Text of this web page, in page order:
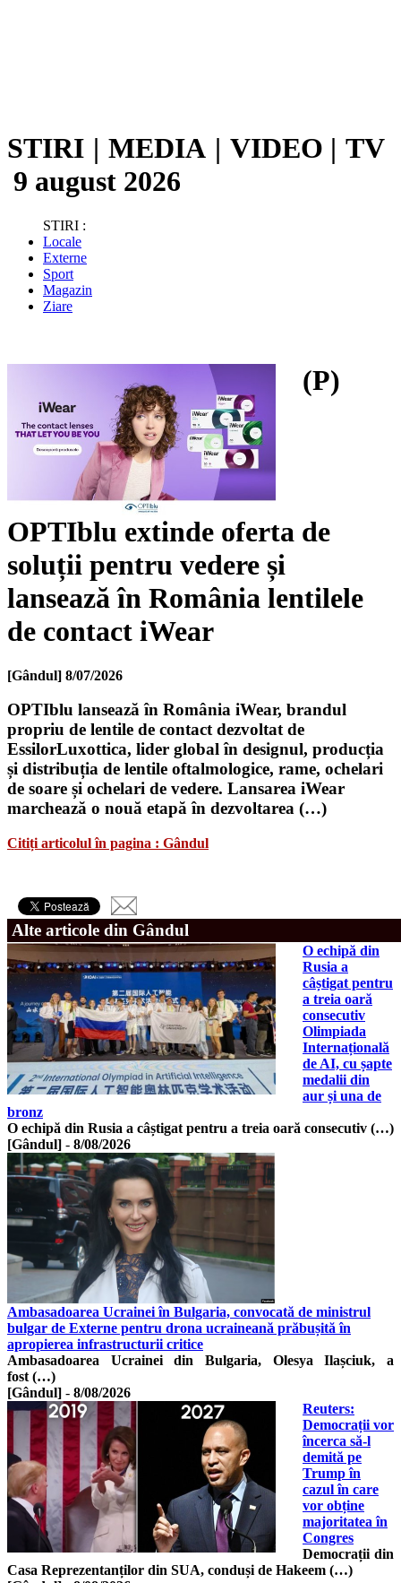
STIRI | MEDIA | VIDEO | TV
9 august 2026
STIRI :
Locale
Externe
Sport
Magazin
Ziare
(P)
OPTIblu extinde oferta de
soluții pentru vedere și
lansează în România lentilele
de contact iWear
[Gândul] 8/07/2026
OPTIblu lansează în România iWear, brandul
propriu de lentile de contact dezvoltat de
EssilorLuxottica, lider global în designul, producția
și distribuția de lentile oftalmologice, rame, ochelari
de soare și ochelari de vedere. Lansarea iWear
marchează o nouă etapă în dezvoltarea (…)
Citiți articolul în pagina : Gândul
Alte articole din Gândul
O echipă din
Rusia a
câștigat pentru
a treia oară
consecutiv
Olimpiada
Internațională
de AI, cu șapte
medalii din
aur și una de
bronz
O echipă din Rusia a câștigat pentru a treia oară consecutiv (…)
[Gândul] - 8/08/2026
Ambasadoarea Ucrainei în Bulgaria, convocată de ministrul
bulgar de Externe pentru drona ucraineană prăbușită în
apropierea infrastructurii critice
Ambasadoarea Ucrainei din Bulgaria, Olesya Ilașciuk, a
fost (…)
[Gândul] - 8/08/2026
Reuters:
Democrații vor
încerca să-l
demită pe
Trump în
cazul în care
vor obține
majoritatea în
Congres
Democrații din
Casa Reprezentanților din SUA, conduși de Hakeem (…)